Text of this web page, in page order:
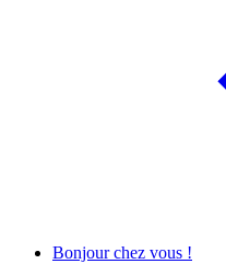
Bonjour chez vous !